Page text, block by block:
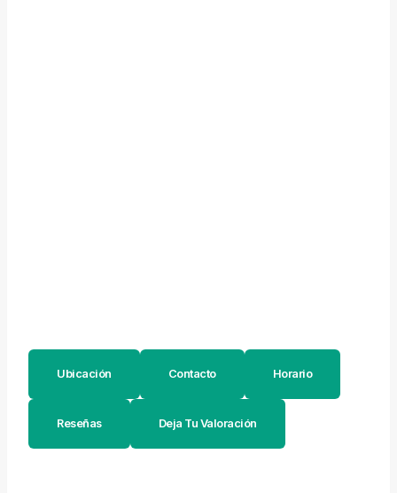
Ubicación Contacto Horario
Reseñas Deja Tu Valoración